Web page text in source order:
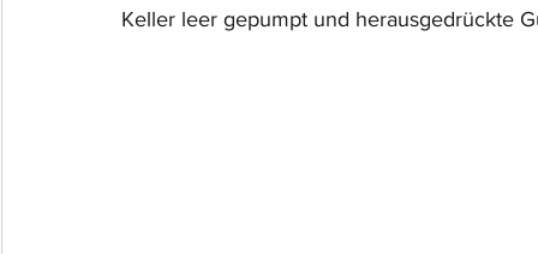
Keller leer gepumpt und herausgedrückte